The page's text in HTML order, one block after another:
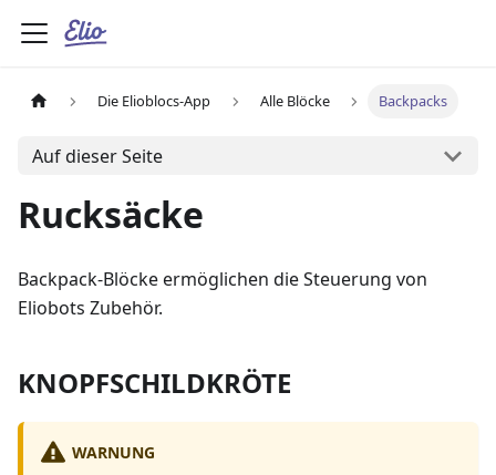
Die Elioblocs-App Alle Blöcke Backpacks
Auf dieser Seite
Rucksäcke
Backpack-Blöcke ermöglichen die Steuerung von
Eliobots Zubehör.
KNOPFSCHILDKRÖTE
WARNUNG